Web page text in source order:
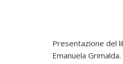
Presentazione del
Emanuela Grimalda.